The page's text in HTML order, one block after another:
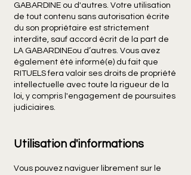
GABARDINE ou d'autres. Votre utilisation
de tout contenu sans autorisation écrite
du son propriétaire est strictement
interdite, sauf accord écrit de la part de
LA GABARDINEou d’autres. Vous avez
également été informé(e) du fait que
RITUELS fera valoir ses droits de propriété
intellectuelle avec toute la rigueur de la
loi, y compris l'engagement de poursuites
judiciaires.
Utilisation d'informations
Vous pouvez naviguer librement sur le